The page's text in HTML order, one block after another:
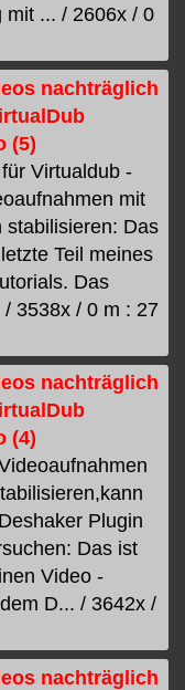
mit ... / 2606x / 0
nachträglich
(5)
Virtualdub -
mit
stabilisieren: Das
Teil meines
Das
3538x / 0 m : 27
nachträglich
(4)
Plugin
Das ist
Video -
D... / 3642x /
nachträglich